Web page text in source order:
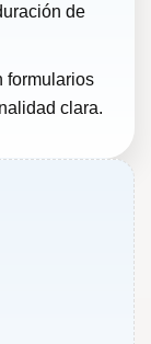
de
formularios
clara.